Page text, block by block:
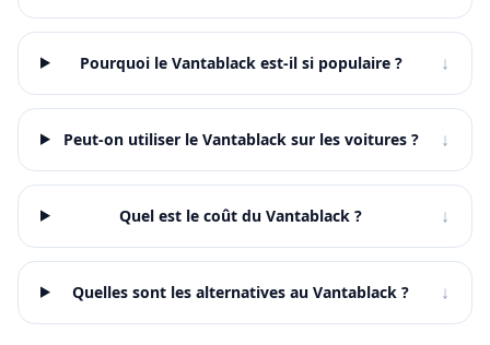
Pourquoi le Vantablack est-il si populaire ? ↓
Peut-on utiliser le Vantablack sur les voitures ? ↓
Quel est le coût du Vantablack ? ↓
Quelles sont les alternatives au Vantablack ? ↓